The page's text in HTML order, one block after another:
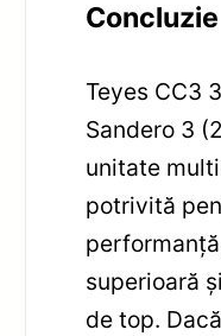
Concluzie
Teyes CC3
Sandero 3
unitate
potrivită
superioară
de top.